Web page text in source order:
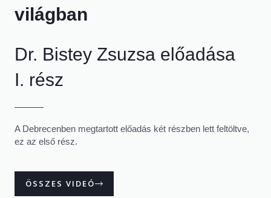
világban
Dr. Bistey Zsuzsa előadása
I. rész
A Debrecenben megtartott előadás két részben lett feltöltve,
ez az első rész.
ÖSSZES VIDEÓ